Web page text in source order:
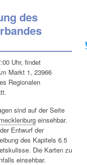
des
Uhr, findet
Markt 1, 23966
Regionalen
sind auf der Seite
einsehbar.
Entwurf der
des Kapitels 6.5
Die Karten zu
einsehbar.